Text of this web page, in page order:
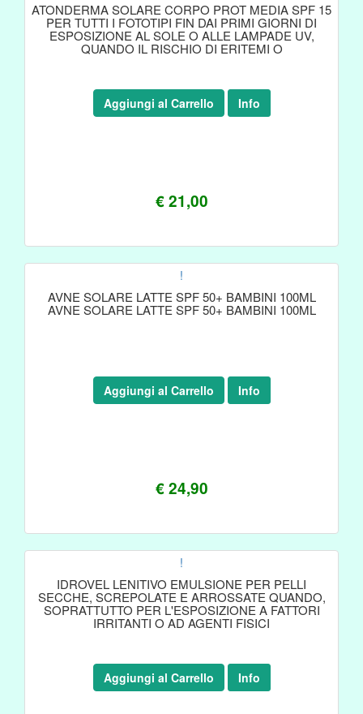
ATONDERMA SOLARE CORPO PROT MEDIA SPF 15
PER TUTTI I FOTOTIPI FIN DAI PRIMI GIORNI DI
ESPOSIZIONE AL SOLE O ALLE LAMPADE UV,
QUANDO IL RISCHIO DI ERITEMI O
€ 21,00
Aggiungi al Carrello Info
!
AVNE SOLARE LATTE SPF 50+ BAMBINI 100ML
AVNE SOLARE LATTE SPF 50+ BAMBINI 100ML
€ 24,90
Aggiungi al Carrello Info
!
IDROVEL LENITIVO EMULSIONE PER PELLI
SECCHE, SCREPOLATE E ARROSSATE QUANDO,
SOPRATTUTTO PER L'ESPOSIZIONE A FATTORI
IRRITANTI O AD AGENTI FISICI
Aggiungi al Carrello Info